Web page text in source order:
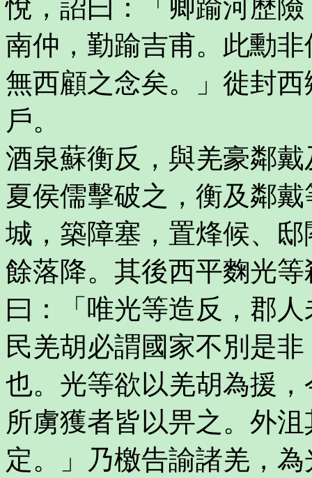
悅，詔曰：「卿踰河歷
南仲，勤踰吉甫。此勳
無西顧之念矣。」徙封
戶。
酒泉蘇衡反，與羌豪鄰
夏侯儒擊破之，衡及鄰
城，築障塞，置烽候、
餘落降。其後西平麴光
曰：「唯光等造反，郡
民羌胡必謂國家不別是
也。光等欲以羌胡為援
所虜獲者皆以畀之。外
定。」乃檄告諭諸羌，